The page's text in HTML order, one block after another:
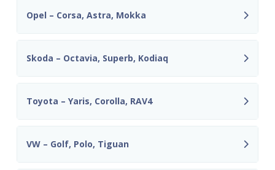
Opel – Corsa, Astra, Mokka
Skoda – Octavia, Superb, Kodiaq
Toyota – Yaris, Corolla, RAV4
VW – Golf, Polo, Tiguan